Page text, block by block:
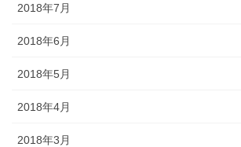
2018年7月
2018年6月
2018年5月
2018年4月
2018年3月